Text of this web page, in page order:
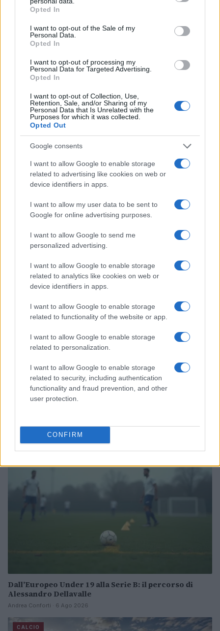
grant or deny consent to Google and its third-party tags to
use your data for below specified purposes in below Google
consent section.
Opted In
I want to opt-out of the Sale of my
Personal Data.
Opted In
I want to opt-out of processing my
Personal Data for Targeted Advertising.
Opted In
I want to opt-out of Collection, Use,
Retention, Sale, and/or Sharing of my
Personal Data that Is Unrelated with the
Purposes for which it was collected.
Opted Out
Google consents
I want to allow Google to enable storage
related to advertising like cookies on web or
device identifiers in apps.
I want to allow my user data to be sent to
Google for online advertising purposes.
I want to allow Google to send me
personalized advertising.
I want to allow Google to enable storage
related to analytics like cookies on web or
device identifiers in apps.
I want to allow Google to enable storage
related to functionality of the website or app.
I want to allow Google to enable storage
related to personalization.
I want to allow Google to enable storage
related to security, including authentication
functionality and fraud prevention, and other
user protection.
CONFIRM
Continua a leggere
CALCIO
Fifa e Infantino: il presidente resiste alle pressioni
Andrea Conforti · 6 Ago 2026
Dall’Europeo Under 19 alla Serie B: il percorso di
Alessandro Dellavalle
Andrea Conforti · 6 Ago 2026
CALCIO